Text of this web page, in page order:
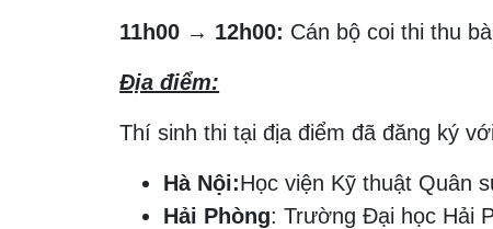
11h00 → 12h00: Cán bộ coi thi thu
Địa điểm:
Thí sinh thi tại địa điểm đã đăng ký
Hà Nội:Học viện Kỹ thuật Quân
Hải Phòng: Trường Đại học Hải